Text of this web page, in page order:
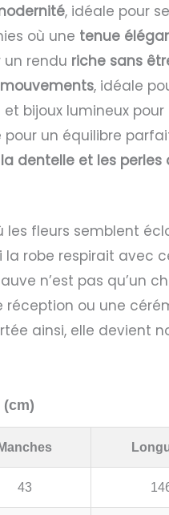
, idéale pour
où une tenue
rendu riche sans
, idéale
bijoux lumineux pour
un équilibre
dentelle et les
fleurs semblent
robe respirait avec
n’est pas qu’un
ou une
ainsi, elle devient
Manches
43